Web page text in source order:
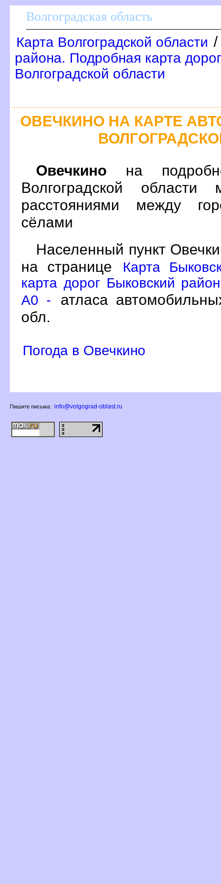
олгоградская область
Карта Волгоградской области /
района. Подробная карта
олгоградской области
ОВЕЧКИНО НА КАРТЕ
Овечкино на
олгоградской
расстояниями между
сёлами
Населенный пункт
на странице
Карта
карта дорог Быковский
A0 -
атласа
обл.
Погода в Овечкино
Пишите письма: info@volgograd-oblast.ru